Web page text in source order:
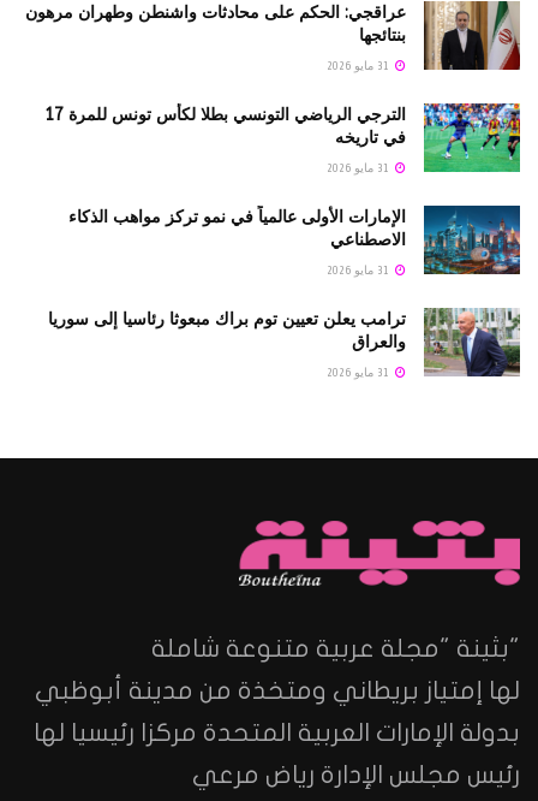
عراقجي: الحكم على محادثات واشنطن وطهران مرهون
بنتائجها
الترجي الرياضي التونسي بطلا لكأس تونس للمرة 17
في تاريخه
الإمارات الأولى عالمياً في نمو تركز مواهب الذكاء
الاصطناعي
ترامب يعلن تعيين توم براك مبعوثا رئاسيا إلى سوريا
والعراق
"بثينة "مجلة عربية متنوعة شاملة
لها إمتياز بريطاني ومتخذة من مدينة أبوظبي
بدولة الإمارات العربية المتحدة مركزا رئيسيا لها
رئيس مجلس الإدارة رياض مرعي